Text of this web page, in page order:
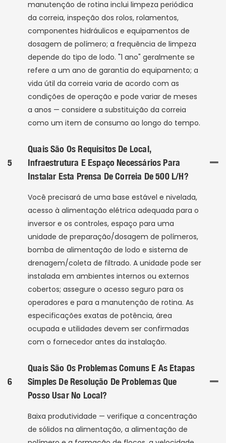
manutenção de rotina inclui limpeza periódica
da correia, inspeção dos rolos, rolamentos,
componentes hidráulicos e equipamentos de
dosagem de polímero; a frequência de limpeza
depende do tipo de lodo. "1 ano" geralmente se
refere a um ano de garantia do equipamento; a
vida útil da correia varia de acordo com as
condições de operação e pode variar de meses
a anos — considere a substituição da correia
como um item de consumo ao longo do tempo.
5
Quais São Os Requisitos De Local,
Infraestrutura E Espaço Necessários Para
Instalar Esta Prensa De Correia De 500 L/h?
Você precisará de uma base estável e nivelada,
acesso à alimentação elétrica adequada para o
inversor e os controles, espaço para uma
unidade de preparação/dosagem de polímeros,
bomba de alimentação de lodo e sistema de
drenagem/coleta de filtrado. A unidade pode ser
instalada em ambientes internos ou externos
cobertos; assegure o acesso seguro para os
operadores e para a manutenção de rotina. As
especificações exatas de potência, área
ocupada e utilidades devem ser confirmadas
com o fornecedor antes da instalação.
6
Quais São Os Problemas Comuns E As Etapas
Simples De Resolução De Problemas Que
Posso Usar No Local?
Baixa produtividade — verifique a concentração
de sólidos na alimentação, a alimentação de